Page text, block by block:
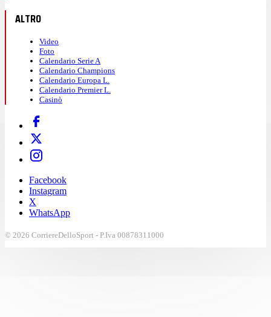
ALTRO
Video
Foto
Calendario Serie A
Calendario Champions
Calendario Europa L.
Calendario Premier L.
Casinò
Facebook
Instagram
X
WhatsApp
© 2026 CorriereDelloSport - P.Iva 00878311000